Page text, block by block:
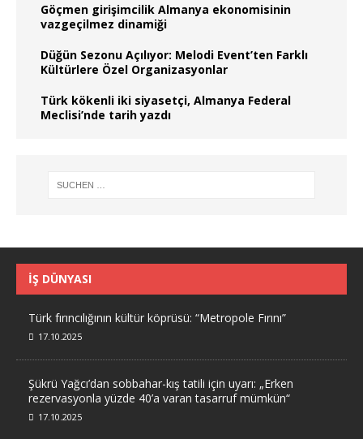
Göçmen girişimcilik Almanya ekonomisinin
vazgeçilmez dinamiği
Düğün Sezonu Açılıyor: Melodi Event’ten Farklı
Kültürlere Özel Organizasyonlar
Türk kökenli iki siyasetçi, Almanya Federal
Meclisi’nde tarih yazdı
İŞ DÜNYASI
Türk fırıncılığının kültür köprüsü: “Metropole Fırını”
17.10.2025
Şükrü Yağcı’dan sobbahar-kış tatili için uyarı: „Erken
rezervasyonla yüzde 40’a varan tasarruf mümkün“
17.10.2025